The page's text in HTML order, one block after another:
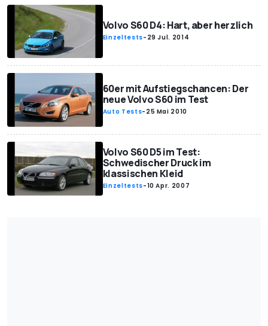
Volvo S60 D4: Hart, aber herzlich
Einzeltests- 29 Jul. 2014
60er mit Aufstiegschancen: Der
neue Volvo S60 im Test
Auto Tests- 25 Mai 2010
Volvo S60 D5 im Test:
Schwedischer Druck im
klassischen Kleid
Einzeltests-10 Apr. 2007